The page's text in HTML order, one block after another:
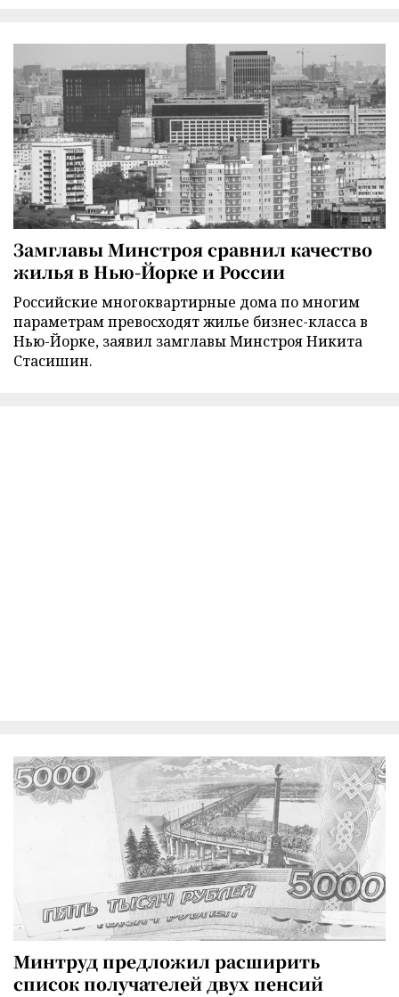
Замглавы Минстроя сравнил качество
жилья в Нью-Йорке и России
Российские многоквартирные дома по многим
параметрам превосходят жилье бизнес-класса в
Нью-Йорке, заявил замглавы Минстроя Никита
Стасишин.
Минтруд предложил расширить
список получателей двух пенсий